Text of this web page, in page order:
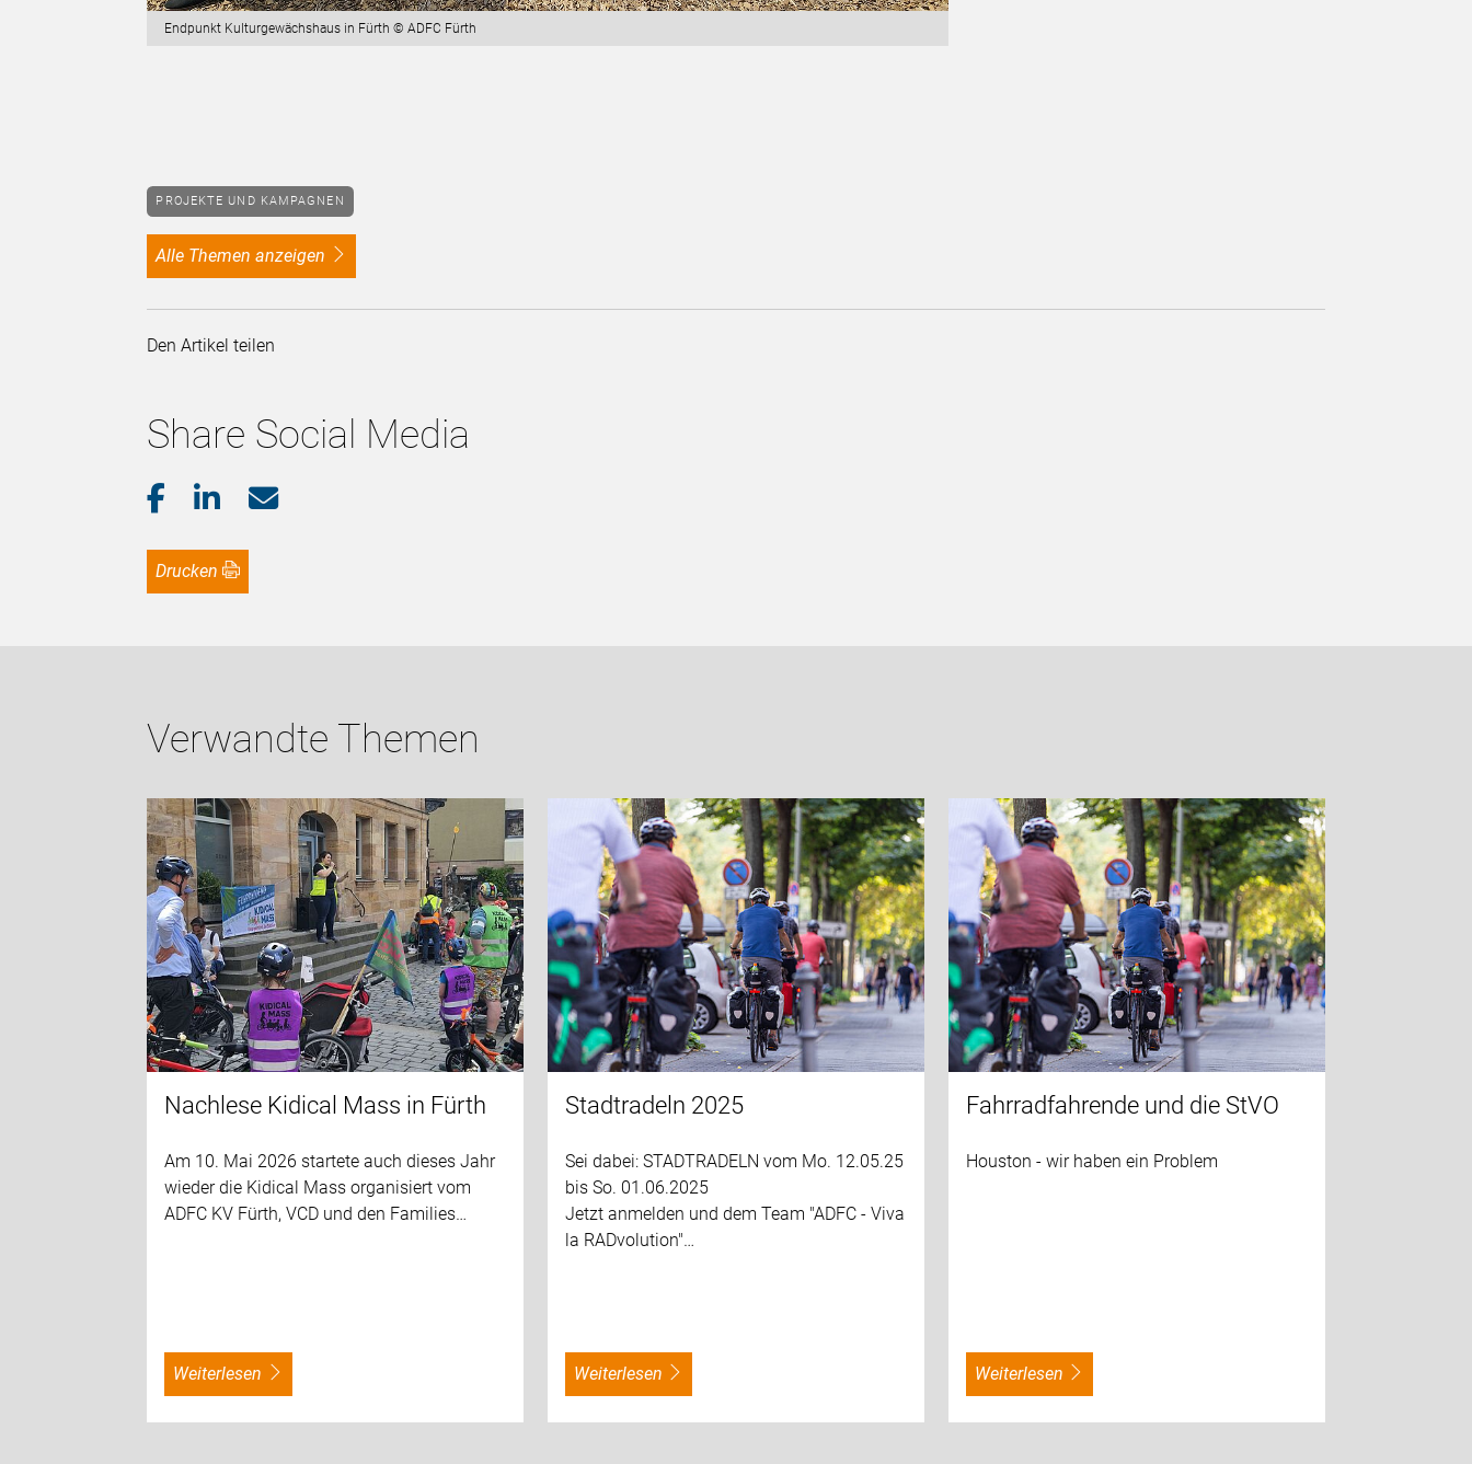
Endpunkt Kulturgewächshaus in Fürth © ADFC Fürth
PROJEKTE UND KAMPAGNEN
alle Themen anzeigen
Den Artikel teilen
Share Social Media
Drucken
Verwandte Themen
Nachlese Kidical Mass in Fürth
Am 10. Mai 2026 startete auch dieses Jahr
wieder die Kidical Mass organisiert vom
ADFC KV Fürth, VCD und den Families…
weiterlesen
Stadtradeln 2025
Sei dabei: STADTRADELN vom Mo. 12.05.25
bis So. 01.06.2025
Jetzt anmelden und dem Team "ADFC - Viva
la RADvolution"…
weiterlesen
Fahrradfahrende und die StVO
Houston - wir haben ein Problem
weiterlesen